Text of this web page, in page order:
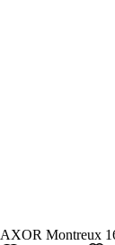
AXOR Montreux